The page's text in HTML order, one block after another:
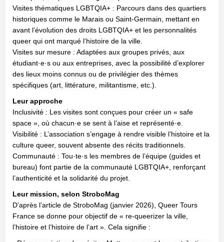
Visites thématiques LGBTQIA+ : Parcours dans des quartiers
historiques comme le Marais ou Saint-Germain, mettant en
avant l’évolution des droits LGBTQIA+ et les personnalités
queer qui ont marqué l’histoire de la ville.
Visites sur mesure : Adaptées aux groupes privés, aux
étudiant·e·s ou aux entreprises, avec la possibilité d’explorer
des lieux moins connus ou de privilégier des thèmes
spécifiques (art, littérature, militantisme, etc.).
Leur approche
Inclusivité : Les visites sont conçues pour créer un « safe
space », où chacun·e se sent à l’aise et représenté·e.
Visibilité : L’association s’engage à rendre visible l’histoire et la
culture queer, souvent absente des récits traditionnels.
Communauté : Tou·te·s les membres de l’équipe (guides et
bureau) font partie de la communauté LGBTQIA+, renforçant
l’authenticité et la solidarité du projet.
Leur mission, selon StroboMag
D’après l’article de StroboMag (janvier 2026), Queer Tours
France se donne pour objectif de « re-queerizer la ville,
l’histoire et l’histoire de l’art ». Cela signifie :